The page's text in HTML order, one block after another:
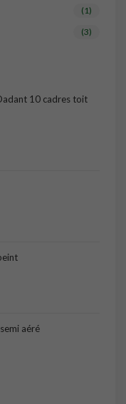
(1)
(3)
10 cadres toit
aéré